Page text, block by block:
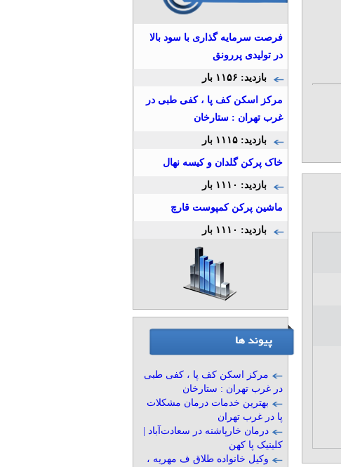
فرصت سرمایه گذاری با سود بالا
در تولیدی پررونق
بازدید: ۱۱۵۶ بار
مرکز اسکن کف پا ، کفی طبی در
غرب تهران : ستارخان
بازدید: ۱۱۱۵ بار
خاک پرکن گلدان و کیسه نهال
بازدید: ۱۱۱۰ بار
ماشین پرکن کمپوست قارچ
بازدید: ۱۱۱۰ بار
مرکز اسکن کف پا ، کفی طبی
در غرب تهران : ستارخان
بهترین خدمات درمان مشکلات
پا در غرب تهران
درمان خارپاشنه در سعادت‌آباد |
کلینیک پا کهن
وکیل خانواده طلاق ف مهریه ،